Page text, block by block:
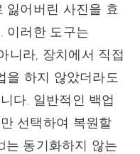
잃어버린 사진을 효
이러한 도구는
니라, 장치에서 직접
을 하지 않았더라도
다. 일반적인 백업
선택하여 복원할
는 동기화하지 않는